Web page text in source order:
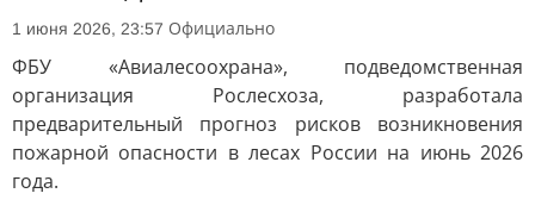
1 июня 2026, 23:57 Официально
ФБУ «Авиалесоохрана», подведомственная
организация Рослесхоза, разработала
предварительный прогноз рисков возникновения
пожарной опасности в лесах России на июнь 2026
года.